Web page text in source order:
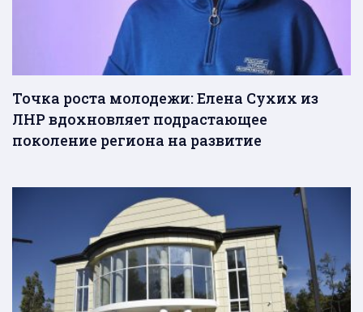
Точка роста молодежи: Елена Сухих из
ЛНР вдохновляет подрастающее
поколение региона на развитие